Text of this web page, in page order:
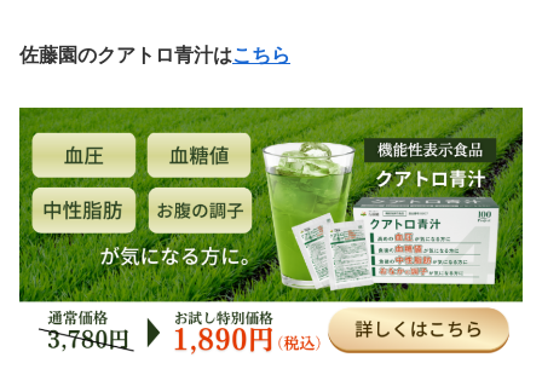
佐藤園のクアトロ青汁はこちら